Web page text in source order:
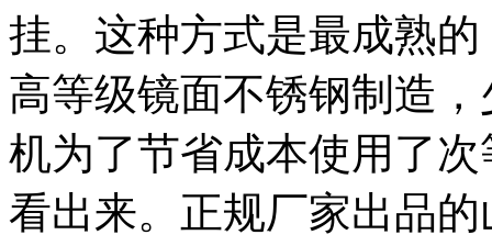
挂。这种方式是最成熟
高等级镜面不锈钢制造
机为了节省成本使用了
看出来。正规厂家出品